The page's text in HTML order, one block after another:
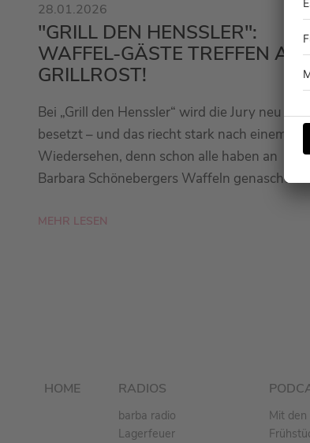
28.01.2026
"GRILL DEN HENSSLER":
WAFFEL-GÄSTE TREFFEN
GRILLROST!
Bei „Grill den Henssler“ wird die Jury neu
besetzt – und das riecht stark nach einem
Wiedersehen, denn schon alle haben an
Barbara Schönebergers Waffeln genascht.
MEHR LESEN
HOME RADIOS
barba radio
Lagerfeuer
Mit